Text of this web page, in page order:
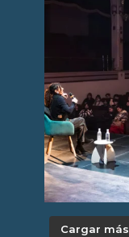
Cargar más